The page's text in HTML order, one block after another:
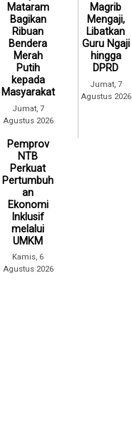
Mataram
Bagikan
Ribuan
Bendera
Merah
Putih
kepada
Masyarakat
Jumat, 7
Agustus 2026
Magrib
Mengaji,
Libatkan
Guru Ngaji
hingga
DPRD
Jumat, 7
Agustus 2026
Pemprov
NTB
Perkuat
Pertumbuh
an
Ekonomi
Inklusif
melalui
UMKM
Kamis, 6
Agustus 2026